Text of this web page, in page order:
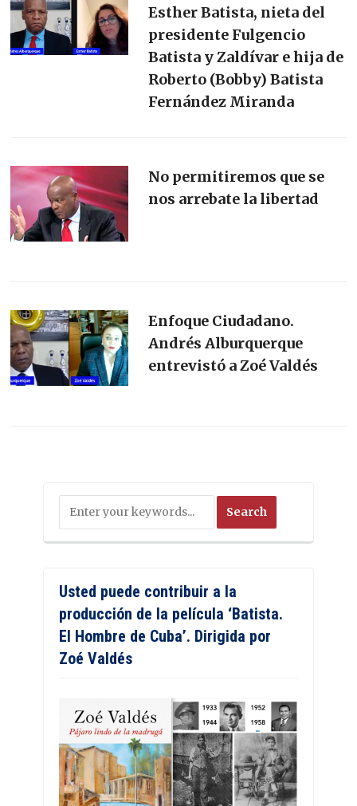
Esther Batista, nieta del
presidente Fulgencio
Batista y Zaldívar e hija de
Roberto (Bobby) Batista
Fernández Miranda
No permitiremos que se
nos arrebate la libertad
Enfoque Ciudadano.
Andrés Alburquerque
entrevistó a Zoé Valdés
Usted puede contribuir a la
producción de la película ‘Batista.
El Hombre de Cuba’. Dirigida por
Zoé Valdés